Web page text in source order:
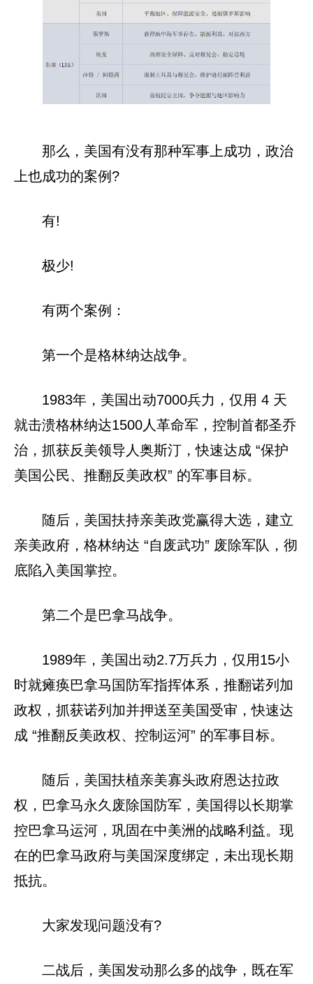
那么，美国有没有那种军事上成功，政治
上也成功的案例?
有!
极少!
有两个案例：
第一个是格林纳达战争。
1983年，美国出动7000兵力，仅用 4 天
就击溃格林纳达1500人革命军，控制首都圣乔
治，抓获反美领导人奥斯汀，快速达成 “保护
美国公民、推翻反美政权” 的军事目标。
随后，美国扶持亲美政党赢得大选，建立
亲美政府，格林纳达 “自废武功” 废除军队，彻
底陷入美国掌控。
第二个是巴拿马战争。
1989年，美国出动2.7万兵力，仅用15小
时就瘫痪巴拿马国防军指挥体系，推翻诺列加
政权，抓获诺列加并押送至美国受审，快速达
成 “推翻反美政权、控制运河” 的军事目标。
随后，美国扶植亲美寡头政府恩达拉政
权，巴拿马永久废除国防军，美国得以长期掌
控巴拿马运河，巩固在中美洲的战略利益。现
在的巴拿马政府与美国深度绑定，未出现长期
抵抗。
大家发现问题没有?
二战后，美国发动那么多的战争，既在军